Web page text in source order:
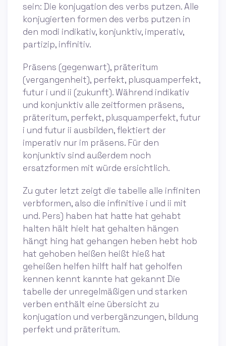
sein: Die konjugation des verbs putzen. Alle
konjugierten formen des verbs putzen in
den modi indikativ, konjunktiv, imperativ,
partizip, infinitiv.
Präsens (gegenwart), präteritum
(vergangenheit), perfekt, plusquamperfekt,
futur i und ii (zukunft). Während indikativ
und konjunktiv alle zeitformen präsens,
präteritum, perfekt, plusquamperfekt, futur
i und futur ii ausbilden, flektiert der
imperativ nur im präsens. Für den
konjunktiv sind außerdem noch
ersatzformen mit würde ersichtlich.
Zu guter letzt zeigt die tabelle alle infiniten
verbformen, also die infinitive i und ii mit
und. Pers) haben hat hatte hat gehabt
halten hält hielt hat gehalten hängen
hängt hing hat gehangen heben hebt hob
hat gehoben heißen heißt hieß hat
geheißen helfen hilft half hat geholfen
kennen kennt kannte hat gekannt Die
tabelle der unregelmäßigen und starken
verben enthält eine übersicht zu
konjugation und verbergänzungen, bildung
perfekt und präteritum.